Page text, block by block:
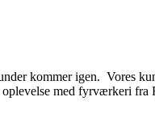
kommer igen. Vores
oplevelse med fyrværkeri